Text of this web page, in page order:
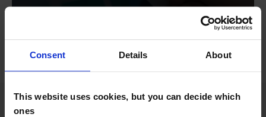
Consent Details About
This website uses cookies, but you can decide which
ones